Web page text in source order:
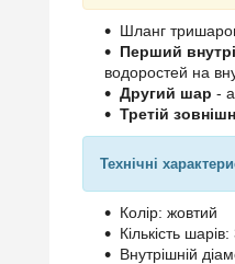
Шланг
Перший
водоростей на
Другий шар -
Третій
Технічні
Колір: жовтий
Кількість шарів:
Внутрішній